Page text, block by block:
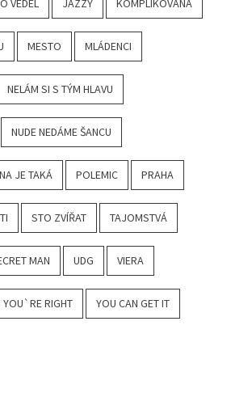
VEDEL JAZZY KOMPLIKOVANÁ
MESTO MLÁDENCI
NELÁM SI S TÝM HLAVU
NUDE NEDÁME ŠANCU
JE TAKÁ POLEMIC PRAHA
STO ZVÍŘAT TAJOMSTVÁ
MAN UDG VIERA
YOU`RE RIGHT YOU CAN GET IT